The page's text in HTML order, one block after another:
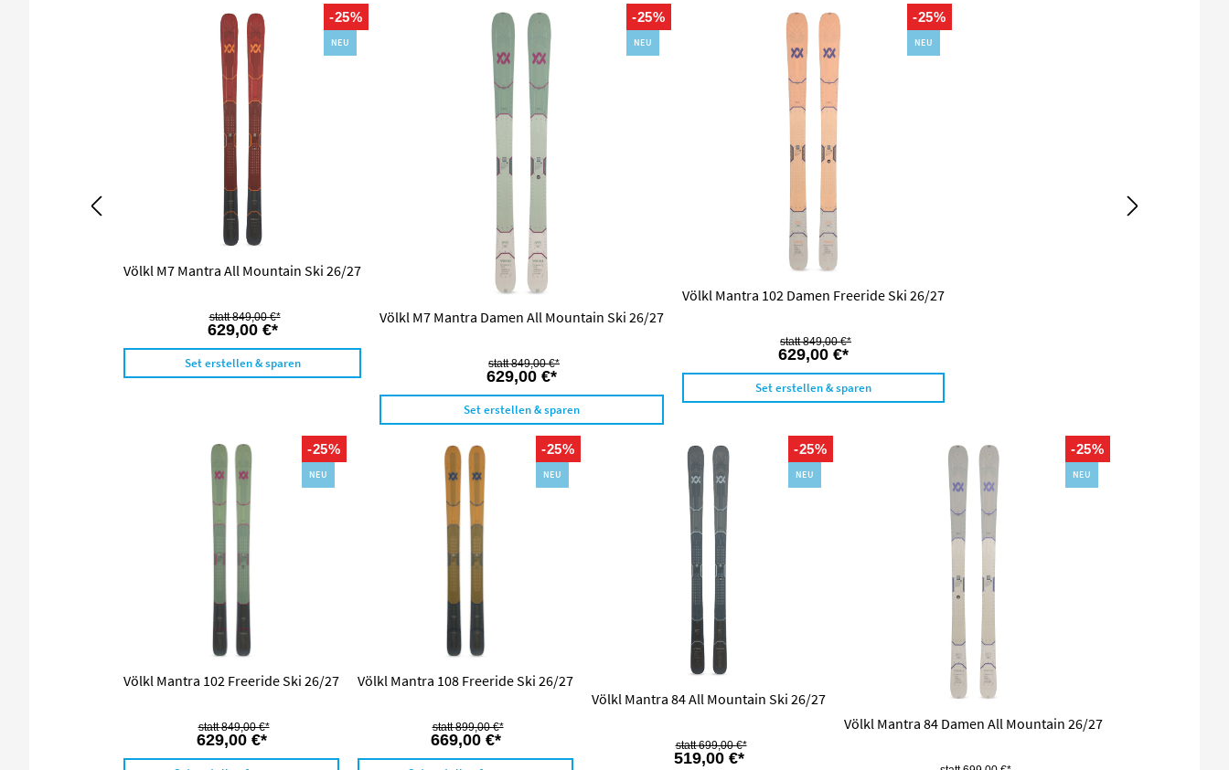
-25%
NEU
Völkl M7 Mantra All Mountain Ski 26/27
629,00 €*
849,00 €*
Set erstellen & sparen
-25%
NEU
Völkl M7 Mantra Damen All Mountain Ski 26/27
629,00 €*
849,00 €*
Set erstellen & sparen
-25%
NEU
Völkl Mantra 102 Damen Freeride Ski 26/27
629,00 €*
849,00 €*
Set erstellen & sparen
-25%
NEU
Völkl Mantra 102 Freeride Ski 26/27
629,00 €*
849,00 €*
-25%
NEU
Völkl Mantra 108 Freeride Ski 26/27
669,00 €*
899,00 €*
-25%
NEU
Völkl Mantra 84 All Mountain Ski 26/27
519,00 €*
699,00 €*
-25%
NEU
Völkl Mantra 84 Damen All Mountain 26/27